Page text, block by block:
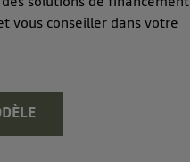
vous conseiller dans votre